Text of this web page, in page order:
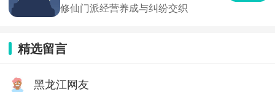
修仙门派经营养成与纠纷交织
精选留言
黑龙江网友